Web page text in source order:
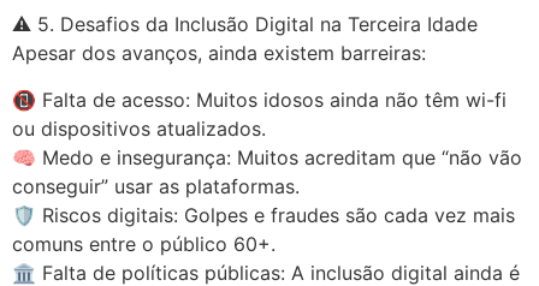
⚠️ 5. Desafios da Inclusão Digital na Terceira Idade
Apesar dos avanços, ainda existem barreiras:
📵 Falta de acesso: Muitos idosos ainda não têm wi-fi
ou dispositivos atualizados.
🧠 Medo e insegurança: Muitos acreditam que “não vão
conseguir” usar as plataformas.
🛡️ Riscos digitais: Golpes e fraudes são cada vez mais
comuns entre o público 60+.
🏛️ Falta de políticas públicas: A inclusão digital ainda é